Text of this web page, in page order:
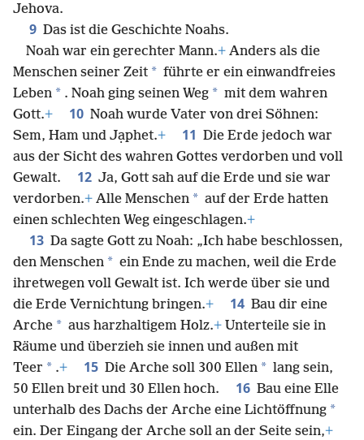
Jehova.
9 Das ist die Geschichte Noahs.
Noah war ein gerechter Mann.+ Anders als die
Menschen seiner Zeit * führte er ein einwandfreies
Leben * . Noah ging seinen Weg * mit dem wahren
Gott.+ 10 Noah wurde Vater von drei Söhnen:
Sem, Ham und Jạphet.+ 11 Die Erde jedoch war
aus der Sicht des wahren Gottes verdorben und voll
Gewalt.
12 Ja, Gott sah auf die Erde und sie war
verdorben.+ Alle Menschen * auf der Erde hatten
einen schlechten Weg eingeschlagen.+
13 Da sagte Gott zu Noah: „Ich habe beschlossen,
den Menschen * ein Ende zu machen, weil die Erde
ihretwegen voll Gewalt ist. Ich werde über sie und
die Erde Vernichtung bringen.+ 14 Bau dir eine
Arche * aus harzhaltigem Holz.+ Unterteile sie in
Räume und überzieh sie innen und außen mit
Teer * .+ 15 Die Arche soll 300 Ellen * lang sein,
50 Ellen breit und 30 Ellen hoch.
16 Bau eine Elle
unterhalb des Dachs der Arche eine Lichtöffnung *
ein. Der Eingang der Arche soll an der Seite sein,+